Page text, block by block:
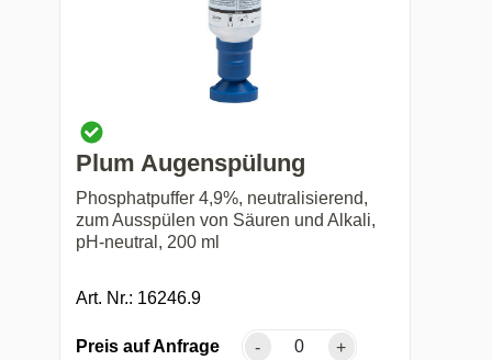
Plum Augenspülung
Phosphatpuffer 4,9%, neutralisierend,
zum Ausspülen von Säuren und Alkali,
pH-neutral, 200 ml
Art. Nr.: 16246.9
Preis auf Anfrage - +